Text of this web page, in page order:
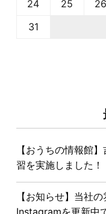
24
25 26
31
【おうちの情報館
習を実施しました！
【お知らせ】当社
Instagramを更新中